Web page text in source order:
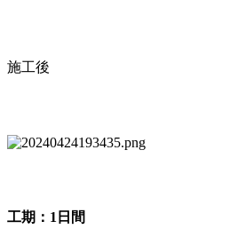
施工後
工期： 1 日間